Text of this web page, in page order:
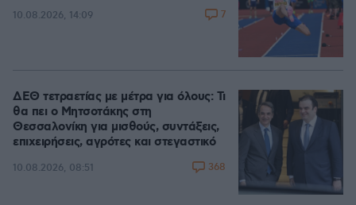
10.08.2026, 14:09 7
ΔΕΘ τετραετίας με μέτρα για όλους: Τι
θα πει ο Μητσοτάκης στη
Θεσσαλονίκη για μισθούς, συντάξεις,
επιχειρήσεις, αγρότες και στεγαστικό
10.08.2026, 08:51 368